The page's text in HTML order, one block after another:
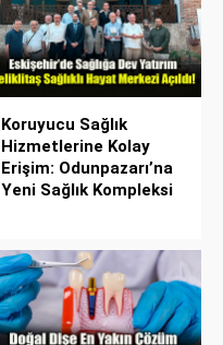
Koruyucu Sağlık
Hizmetlerine Kolay
Erişim: Odunpazarı’na
Yeni Sağlık Kompleksi